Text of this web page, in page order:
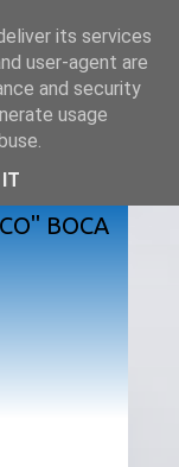
BOCA
its services
user-agent are
and security
usage